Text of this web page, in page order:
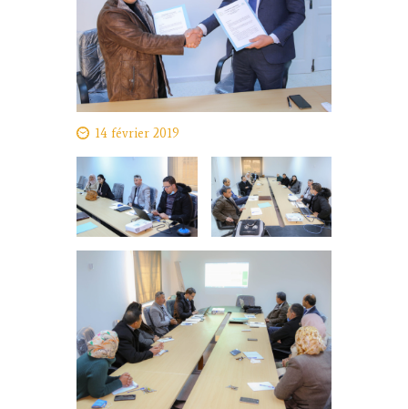
14 février 2019